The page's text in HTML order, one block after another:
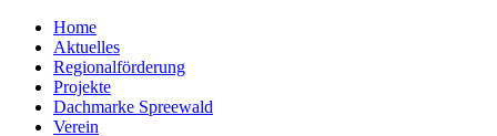
Home
Aktuelles
Regionalförderung
Projekte
Dachmarke Spreewald
Verein